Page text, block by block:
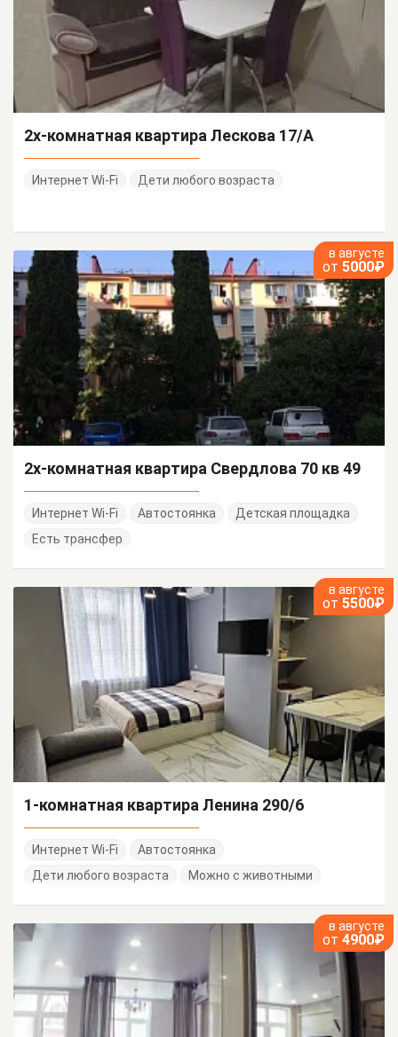
2х-комнатная квартира Лескова 17/А
Интернет Wi-Fi Дети любого возраста
в августе
от 5000₽
2х-комнатная квартира Свердлова 70 кв 49
Интернет Wi-Fi Автостоянка
Детская площадка
Есть трансфер
в августе
от 5500₽
1-комнатная квартира Ленина 290/6
Интернет Wi-Fi
Автостоянка
Дети любого возраста
Можно с животными
в августе
от 4900₽